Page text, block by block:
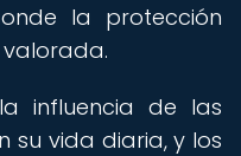
la protección
influencia de las
su vida diaria, y los